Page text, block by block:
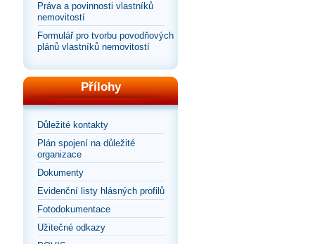
Práva a povinnosti vlastníků
nemovitostí
Formulář pro tvorbu povodňových
plánů vlastníků nemovitostí
Přílohy
Důležité kontakty
Plán spojení na důležité
organizace
Dokumenty
Evidenční listy hlásných profilů
Fotodokumentace
Užitečné odkazy